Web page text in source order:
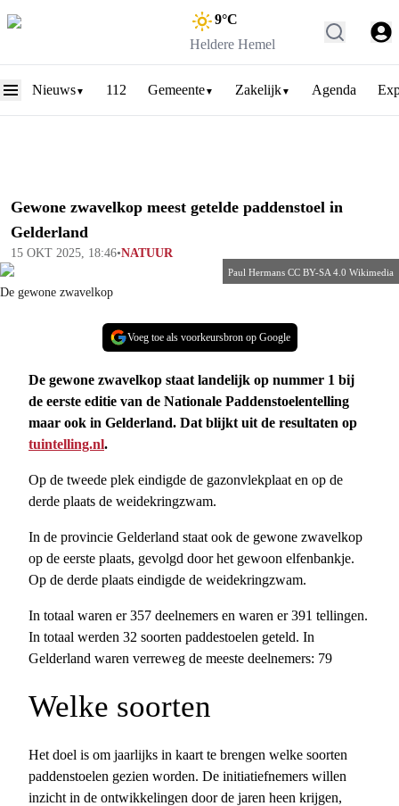
9°C
Heldere Hemel
Nieuws▼ 112 Gemeente▼ Zakelijk▼ Agenda
Gewone zwavelkop meest getelde paddenstoel in
Gelderland
15 OKT 2025, 18:46•NATUUR
Paul Hermans CC BY-SA 4.0 Wikimedia
De gewone zwavelkop
Voeg toe als voorkeursbron op Google
De gewone zwavelkop staat landelijk op nummer 1 bij
de eerste editie van de Nationale Paddenstoelentelling
maar ook in Gelderland. Dat blijkt uit de resultaten op
tuintelling.nl.
Op de tweede plek eindigde de gazonvlekplaat en op de
derde plaats de weidekringzwam.
In de provincie Gelderland staat ook de gewone zwavelkop
op de eerste plaats, gevolgd door het gewoon elfenbankje.
Op de derde plaats eindigde de weidekringzwam.
In totaal waren er 357 deelnemers en waren er 391 tellingen.
In totaal werden 32 soorten paddestoelen geteld. In
Gelderland waren verreweg de meeste deelnemers: 79
Welke soorten
Het doel is om jaarlijks in kaart te brengen welke soorten
paddenstoelen gezien worden. De initiatiefnemers willen
inzicht in de ontwikkelingen door de jaren heen krijgen,